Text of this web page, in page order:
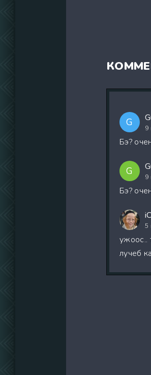
G 9
Бэ?
G 9
Бэ?
5
ужоос..
лучеб